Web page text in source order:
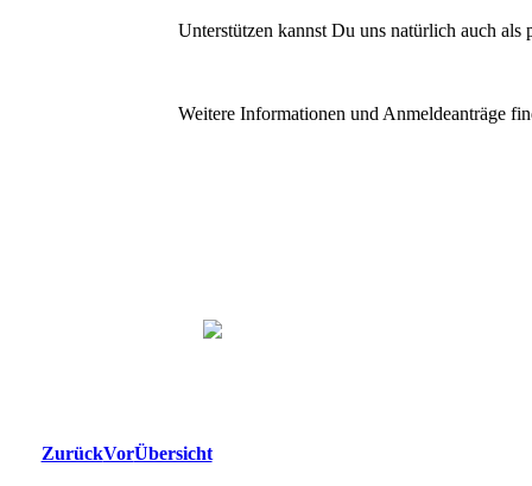
Unterstützen kannst Du uns natürlich auch
Weitere Informationen und Anmeldeanträge
ZurückVorÜbersicht